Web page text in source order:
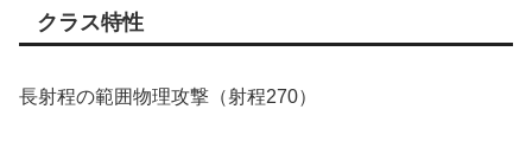
クラス特性
長射程の範囲物理攻撃（射程270）